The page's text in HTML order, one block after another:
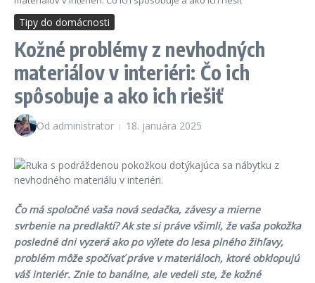
Tipy do domácnosti
Kožné problémy z nevhodných
materiálov v interiéri: Čo ich
spôsobuje a ako ich riešiť
Od administrator 18. januára 2025
Čo má spoločné vaša nová sedačka, závesy a mierne
svrbenie na predlaktí? Ak ste si práve všimli, že vaša pokožka
posledné dni vyzerá ako po výlete do lesa plného žihľavy,
problém môže spočívať práve v materiáloch, ktoré obklopujú
váš interiér. Znie to banálne, ale vedeli ste, že kožné